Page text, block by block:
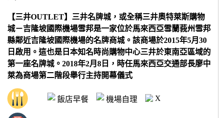
【三井OUTLET】三井名牌城，或全稱三井奧特萊斯購物
城－吉隆坡國際機場雪邦是一家位於馬來西亞雪蘭莪州雪邦
縣鄰近吉隆坡國際機場的名牌商城。該商場於2015年5月30
日啟用。這也是日本知名時尚購物中心三井於東南亞區域的
第一座名牌城。2018年2月8日，時任馬來西亞交通部長廖中
萊為商場第二階段舉行主持開幕儀式
飯店早餐 機場自理 X